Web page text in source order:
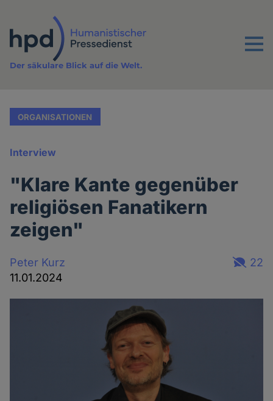
Inhalt
Menu
Der säkulare Blick auf die Welt.
ORGANISATIONEN
Interview
"Klare Kante gegenüber
religiösen Fanatikern
zeigen"
Peter Kurz
11.01.2024
22